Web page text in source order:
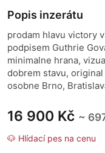
16 900 Kč ~
🐶 Hlídací pes na cenu
Popis inzerátu
prodam hlavu victory
podpisem Guthrie
minimalne hrana,
dobrem stavu,
osobne Brno,